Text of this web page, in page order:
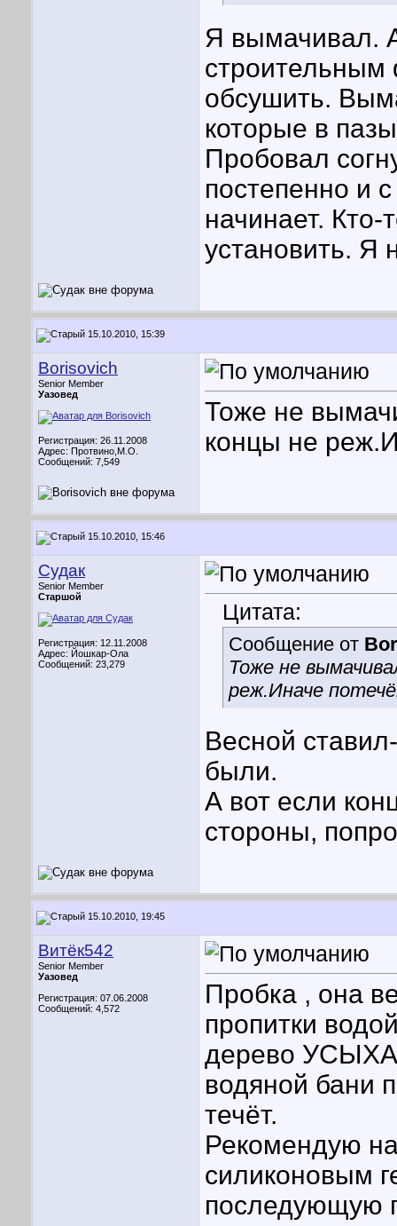
Я вымачивал.
строительным
обсушить.
которые в
Пробовал
постепенно и
начинает.
установить. Я
15.10.2010, 15:39
Borisovich
Senior Member
Уазовед
Регистрация: 26.11.2008
Адрес: Протвино,М.О.
Сообщений: 7,549
Тоже не
концы не
15.10.2010, 15:46
Судак
Senior Member
Старшой
Регистрация: 12.11.2008
Адрес: Йошкар-Ола
Сообщений: 23,279
Цитата:
Сообщение от
Тоже не
реж.Иначе
Весной
были.
А вот если
стороны,
15.10.2010, 19:45
Витёк542
Senior Member
Уазовед
Регистрация: 07.06.2008
Сообщений: 4,572
Пробка , она
пропитки
дерево
водяной бани
течёт.
Рекомендую
силиконовым
последующую